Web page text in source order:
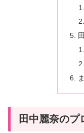
田中麗奈のプ